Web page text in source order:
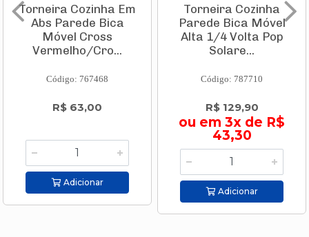
Torneira Cozinha Em
Abs Parede Bica
Móvel Cross
Vermelho/Cro...
Código: 767468
R$ 63,00
Adicionar
Torneira Cozinha
Parede Bica Móvel
Alta 1/4 Volta Pop
Solare...
Código: 787710
R$ 129,90
ou em 3x de R$
43,30
Adicionar